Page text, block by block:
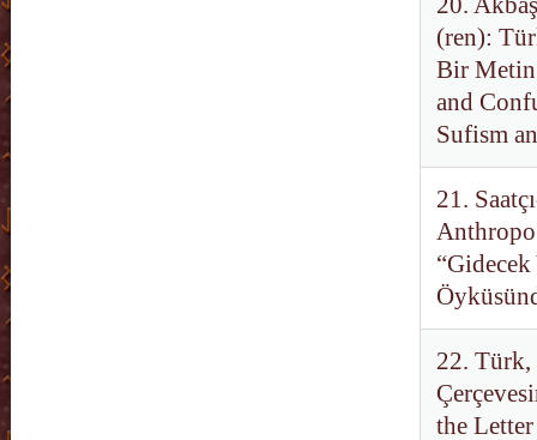
(ren):
Bir Metin
and
Sufism
21.
22.
the